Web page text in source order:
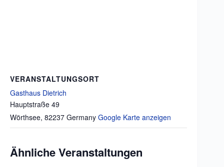
VERANSTALTUNGSORT
Gasthaus Dietrich
Hauptstraße 49
Wörthsee, 82237 Germany Google Karte anzeigen
Ähnliche Veranstaltungen